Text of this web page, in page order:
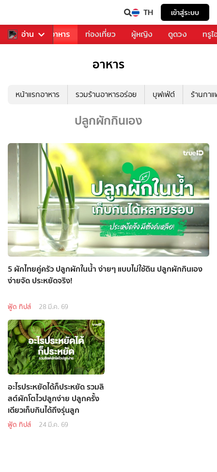
TH เข้าสู่ระบบ
อ่าน
การเพลง อาหาร ท่องเที่ยว ผู้หญิง ดูดวง ทรู
อาหาร
หน้าแรกอาหาร รวมร้านอาหารอร่อย บุฟเฟ่ต์ ร้านกา
ปลูกผักกินเอง
5 ผักไทยคู่ครัว ปลูกผักในน้ำ ง่ายๆ แบบไม่ใช้ดิน ปลูกผักกินเอง
ง่ายจัด ประหยัดจริง!
ฟู้ด ทิปส์ 28 มี.ค. 69
อะไรประหยัดได้ก็ประหยัด รวมลิ
สต์ผักโตไวปลูกง่าย ปลูกครั้ง
เดียวเก็บกินได้ถึงรุ่นลูก
ฟู้ด ทิปส์ 24 มี.ค. 69